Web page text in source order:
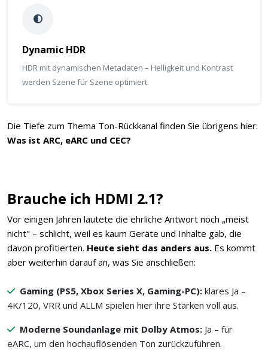
Dynamic HDR
HDR mit dynamischen Metadaten – Helligkeit und Kontrast
werden Szene für Szene optimiert.
Die Tiefe zum Thema Ton-Rückkanal finden Sie übrigens hier:
Was ist ARC, eARC und CEC?
Brauche ich HDMI 2.1?
Vor einigen Jahren lautete die ehrliche Antwort noch „meist
nicht" – schlicht, weil es kaum Geräte und Inhalte gab, die
davon profitierten. Heute sieht das anders aus. Es kommt
aber weiterhin darauf an, was Sie anschließen:
Gaming (PS5, Xbox Series X, Gaming-PC): klares Ja –
4K/120, VRR und ALLM spielen hier ihre Stärken voll aus.
Moderne Soundanlage mit Dolby Atmos: Ja – für
eARC, um den hochauflösenden Ton zurückzuführen.